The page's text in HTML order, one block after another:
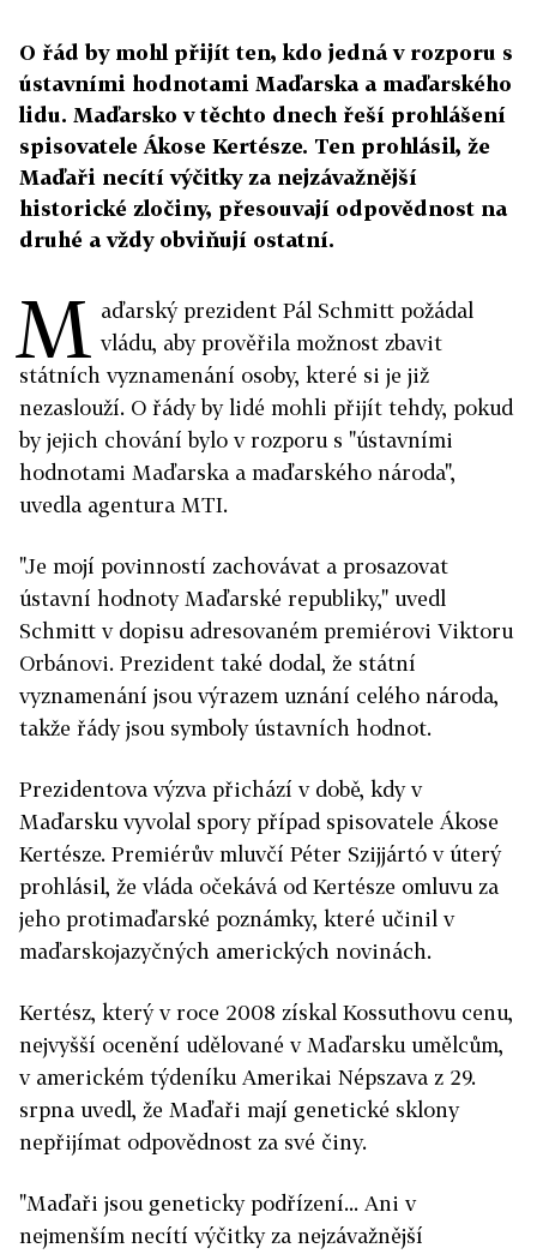
O řád by mohl přijít ten, kdo jedná v rozporu s
ústavními hodnotami Maďarska a maďarského
lidu. Maďarsko v těchto dnech řeší prohlášení
spisovatele Ákose Kertésze. Ten prohlásil, že
Maďaři necítí výčitky za nejzávažnější
historické zločiny, přesouvají odpovědnost na
druhé a vždy obviňují ostatní.
M aďarský prezident Pál Schmitt požádal
vládu, aby prověřila možnost zbavit
státních vyznamenání osoby, které si je již
nezaslouží. O řády by lidé mohli přijít tehdy, pokud
by jejich chování bylo v rozporu s "ústavními
hodnotami Maďarska a maďarského národa",
uvedla agentura MTI.
"Je mojí povinností zachovávat a prosazovat
ústavní hodnoty Maďarské republiky," uvedl
Schmitt v dopisu adresovaném premiérovi Viktoru
Orbánovi. Prezident také dodal, že státní
vyznamenání jsou výrazem uznání celého národa,
takže řády jsou symboly ústavních hodnot.
Prezidentova výzva přichází v době, kdy v
Maďarsku vyvolal spory případ spisovatele Ákose
Kertésze. Premiérův mluvčí Péter Szijjártó v úterý
prohlásil, že vláda očekává od Kertésze omluvu za
jeho protimaďarské poznámky, které učinil v
maďarskojazyčných amerických novinách.
Kertész, který v roce 2008 získal Kossuthovu cenu,
nejvyšší ocenění udělované v Maďarsku umělcům,
v americkém týdeníku Amerikai Népszava z 29.
srpna uvedl, že Maďaři mají genetické sklony
nepřijímat odpovědnost za své činy.
"Maďaři jsou geneticky podřízení... Ani v
nejmenším necítí výčitky za nejzávažnější